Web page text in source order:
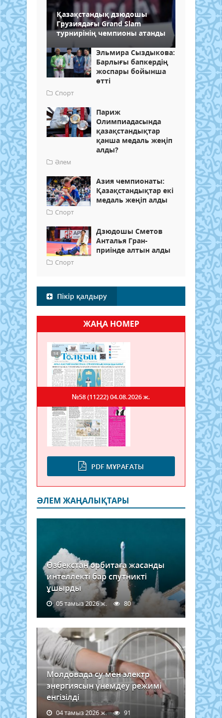
Қазақстандық дзюдошы
Грузиядағы Grand Slam
турнирінің чемпионы атанды
Эльмира Сыздыкова:
Барлығы бапкердің
жоспары бойынша
өтті
Спорт
Париж
Олимпиадасында
қазақстандықтар
қанша медаль жеңіп
алды?
Әлем
Азия чемпионаты:
Қазақстандықтар екі
медаль жеңіп алды
Спорт
Дзюдошы Сметов
Анталья Гран-
приінде алтын алды
Спорт
Пікір қалдыру
ЖАҢА НОМЕР
PDF МҰРАҒАТЫ
№58 (11222)04.08.2026 ж.
ӘЛЕМ ЖАҢАЛЫҚТАРЫ
Өзбекстан орбитаға жасанды
интеллекті бар спутникті
ұшырды
05 тамыз 2026 ж. 80
Молдовада су мен электр
энергиясын үнемдеу режимі
енгізілді
04 тамыз 2026 ж. 91